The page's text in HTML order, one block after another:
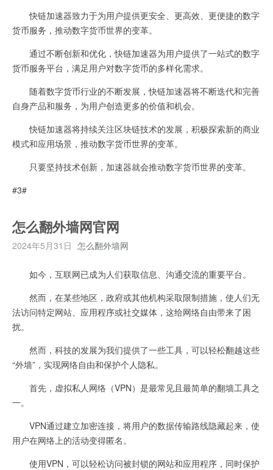
快链加速器致力于为用户提供更安全、更高效、更便捷的数字
货币服务，推动数字货币世界的变革。
通过不断创新和优化，快链加速器为用户提供了一站式的数字
货币服务平台，满足用户对数字货币的多样化需求。
随着数字货币行业的不断发展，快链加速器将不断迭代和完善
自身产品和服务，为用户创造更多的价值和机会。
快链加速器将持续关注区块链技术的发展，积极探索新的商业
模式和应用场景，推动数字货币世界的变革。
只要坚持技术创新，加速器就会推动数字货币世界的变革。
#3#
怎么翻外墙网官网
2024年5月31日 怎么翻外墙网
如今，互联网已成为人们获取信息、沟通交流的重要平台。
然而，在某些地区，政府或其他机构采取限制措施，使人们无
法访问特定网站、应用程序或社交媒体，这给网络自由带来了困
扰。
然而，科技的发展为我们提供了一些工具，可以轻松翻越这些
“外墙”，实现网络自由和保护个人隐私。
首先，虚拟私人网络（VPN）是最常见且最简单的翻墙工具之
一。
VPN通过建立加密连接，将用户的数据传输路线隐藏起来，使
用户在网络上的活动变得匿名。
使用VPN，可以轻松访问被封锁的网站和应用程序，同时保护